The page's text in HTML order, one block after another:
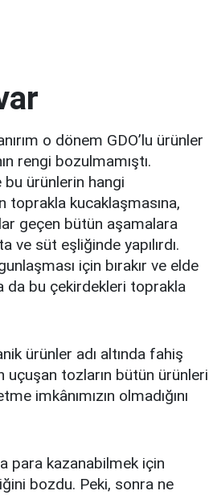
o dönem GDO’lu ürünler
rengi bozulmamıştı.
ürünlerin hangi
kucaklaşmasına,
geçen bütün aşamalara
ve süt eşliğinde yapılırdı.
için bırakır ve elde
da bu çekirdekleri toprakla
ürünler adı altında fahiş
uçuşan tozların bütün ürünleri
imkânımızın olmadığını
para kazanabilmek için
bozdu. Peki, sonra ne